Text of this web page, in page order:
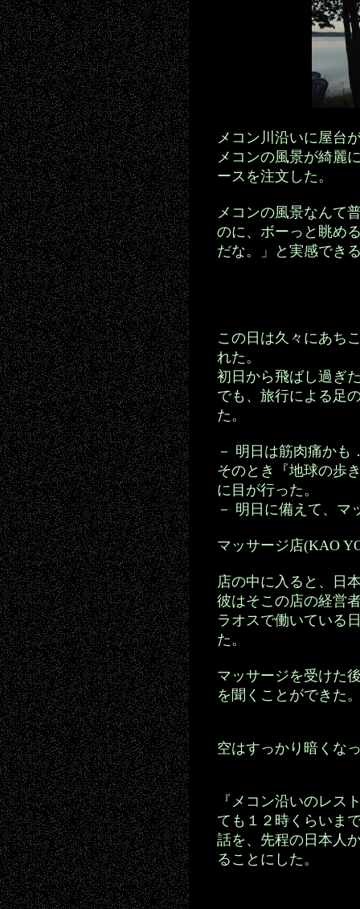
メコン川沿いに屋台
メコンの風景が綺麗
ースを注文した。
メコンの風景なんて
のに、ボーっと眺め
だな。」と実感でき
この日は久々にあち
れた。
初日から飛ばし過ぎ
でも、旅行による足
た。
－ 明日は筋肉痛かも
そのとき『地球の歩
に目が行った。
－ 明日に備えて、マ
マッサージ店(KAO
店の中に入ると、日
彼はそこの店の経営
ラオスで働いている
た。
マッサージを受けた
を聞くことができた
空はすっかり暗くな
『メコン沿いのレス
ても１２時くらいま
話を、先程の日本人
ることにした。